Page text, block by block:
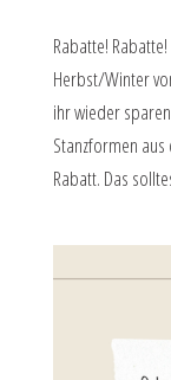
Rabatte!
Herbst/Winter
ihr wieder
Stanzformen
Rabatt. Das